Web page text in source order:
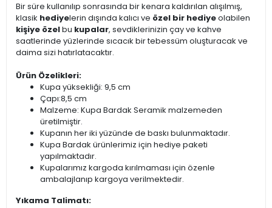
Bir süre kullanılıp sonrasında bir kenara kaldırılan alışılmış,
klasik hediyelerin dışında kalıcı ve özel bir hediyeolabilen
kişiye özelbu kupalar, sevdiklerinizin çay ve kahve
saatlerinde yüzlerinde sıcacık bir tebessüm oluşturacak ve
daima sizi hatırlatacaktır.
Ürün Özelikleri:
Kupa yüksekliği: 9,5 cm
Çapı:8,5 cm
Malzeme: Kupa Bardak Seramik malzemeden
üretilmiştir.
Kupanın her iki yüzünde de baskı bulunmaktadır.
Kupa Bardak ürünlerimiz için hediye paketi
yapılmaktadır.
Kupalarımız kargoda kırılmaması için özenle
ambalajlanıp kargoya verilmektedir.
Yıkama Talimatı: